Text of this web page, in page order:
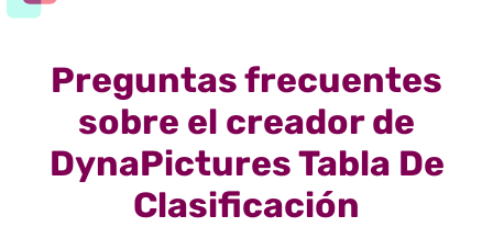
Preguntas frecuentes
sobre el creador de
DynaPictures Tabla De
Clasificación